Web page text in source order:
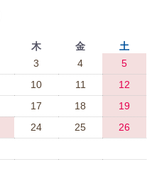
木 金
土
3 4
5
10 11
12
17 18
19
24 25
26